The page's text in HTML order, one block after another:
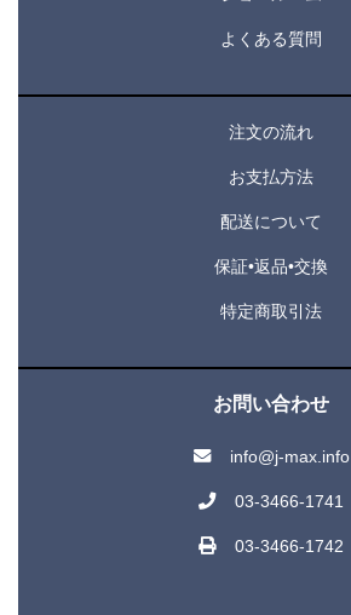
よくある質問
注文の流れ
お支払方法
配送について
保証•返品•交換
特定商取引法
お問い合わせ
info@j-max.info
03-3466-1741
03-3466-1742